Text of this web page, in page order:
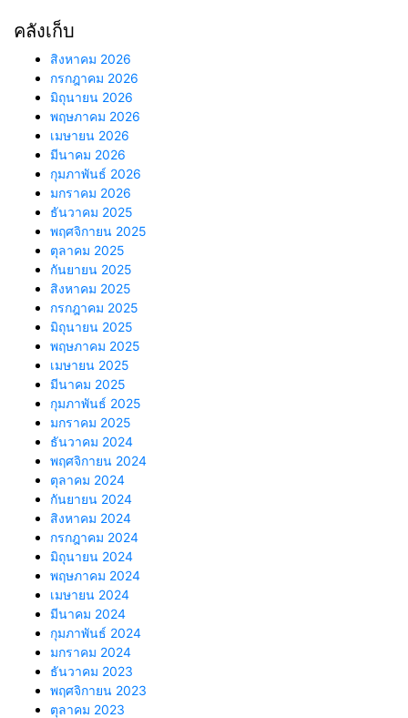
คลังเก็บ
สิงหาคม 2026
กรกฎาคม 2026
มิถุนายน 2026
พฤษภาคม 2026
เมษายน 2026
มีนาคม 2026
กุมภาพันธ์ 2026
มกราคม 2026
ธันวาคม 2025
พฤศจิกายน 2025
ตุลาคม 2025
กันยายน 2025
สิงหาคม 2025
กรกฎาคม 2025
มิถุนายน 2025
พฤษภาคม 2025
เมษายน 2025
มีนาคม 2025
กุมภาพันธ์ 2025
มกราคม 2025
ธันวาคม 2024
พฤศจิกายน 2024
ตุลาคม 2024
กันยายน 2024
สิงหาคม 2024
กรกฎาคม 2024
มิถุนายน 2024
พฤษภาคม 2024
เมษายน 2024
มีนาคม 2024
กุมภาพันธ์ 2024
มกราคม 2024
ธันวาคม 2023
พฤศจิกายน 2023
ตุลาคม 2023